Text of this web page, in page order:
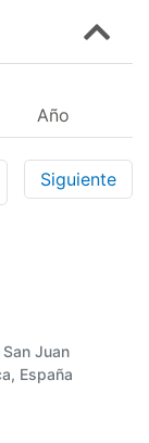
Año
Siguiente
Juan
España